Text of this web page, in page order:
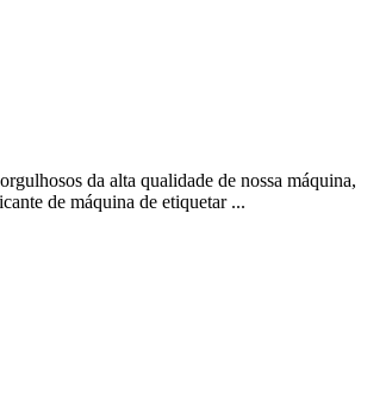
da alta qualidade de nossa máquina,
de máquina de etiquetar ...